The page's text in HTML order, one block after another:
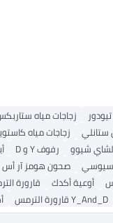
زجاجات مياه
ستانلي زجاجات مياه
شيوو رفوف Y و D
سيوسي صحون هومز آر أس
أوعية أكدك قارورة
Y_And_D قارورة الترمس